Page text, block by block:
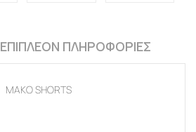
ΕΠΙΠΛΈΟΝ ΠΛΗΡΟΦΟΡΊΕΣ
ΜΑΚΟ SHORTS